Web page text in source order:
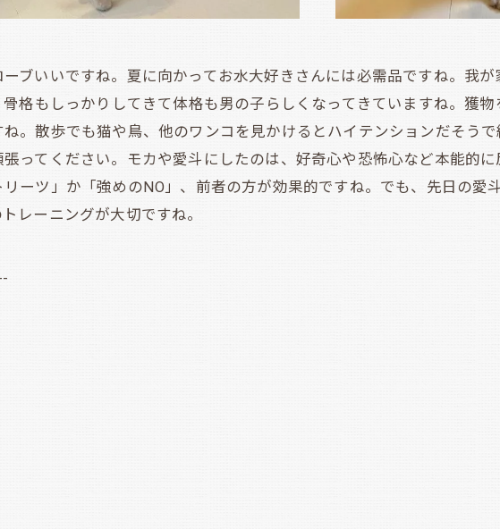
ブいいですね。夏に向かってお水大好きさんには必需品ですね。我が
格もしっかりしてきて体格も男の子らしくなってきていますね。獲
。散歩でも猫や鳥、他のワンコを見かけるとハイテンションだそう
ってください。モカや愛斗にしたのは、好奇心や恐怖心など本能的
ーツ」か「強めのNO」、前者の方が効果的ですね。でも、先日の愛
レーニングが大切ですね。